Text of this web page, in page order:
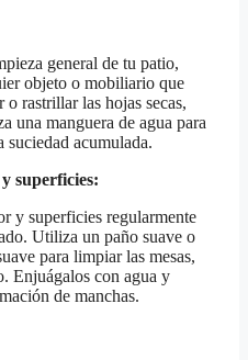
general de tu patio,
objeto o mobiliario que
rastrillar las hojas secas,
una manguera de agua para
acumulada.
superficies:
y superficies regularmente
Utiliza un paño suave o
para limpiar las mesas,
Enjuágalos con agua y
de manchas.